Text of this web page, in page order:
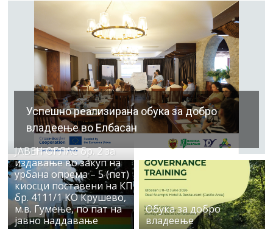
Успешно реализирана обука за добро
владеење во Елбасан
ЈАВЕН ОГЛАС бр. 2 за
издавање во закуп на
урбана опрема – 5 (пет)
киосци поставени на КП
бр. 4111/1 КО Крушево,
м.в. Гумење, по пат на
јавно наддавање
Обука за добро
владеење